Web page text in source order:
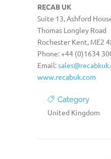
RECAB UK
Suite 13, Ashford
Thomas Longley Road
Rochester Kent, ME2
Phone: +44 (0)1634
Email:
www.recabuk.com
Category
United Kingdom